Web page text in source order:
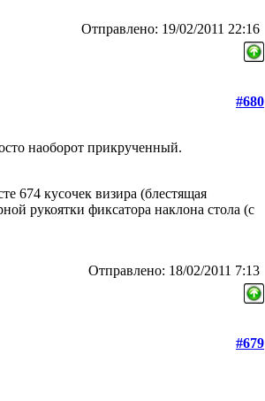
Отправлено: 19/02/2011 22:16
#680
наоборот прикрученный.
674 кусочек визира (блестящая
рукоятки фиксатора наклона стола (с
Отправлено: 18/02/2011 7:13
#679